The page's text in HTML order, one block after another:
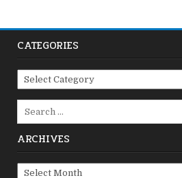
CATEGORIES
Categories
ARCHIVES
Archives